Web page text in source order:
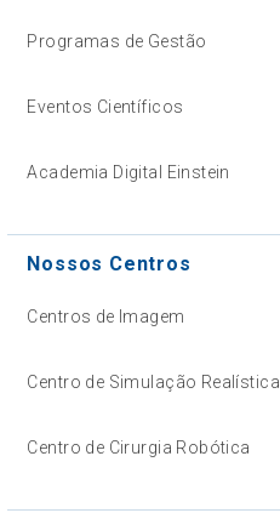
Programas de Gestão
Eventos Científicos
Academia Digital Einstein
Nossos Centros
Centros de Imagem
Centro de Simulação Realística
Centro de Cirurgia Robótica